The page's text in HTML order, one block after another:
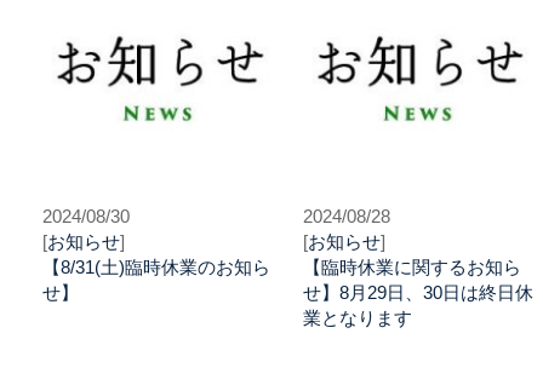
2024/08/30
[お知らせ]
【8/31(土)臨時休業のお知ら
せ】
2024/08/28
[お知らせ]
【臨時休業に関するお知ら
せ】8月29日、30日は終日休
業となります